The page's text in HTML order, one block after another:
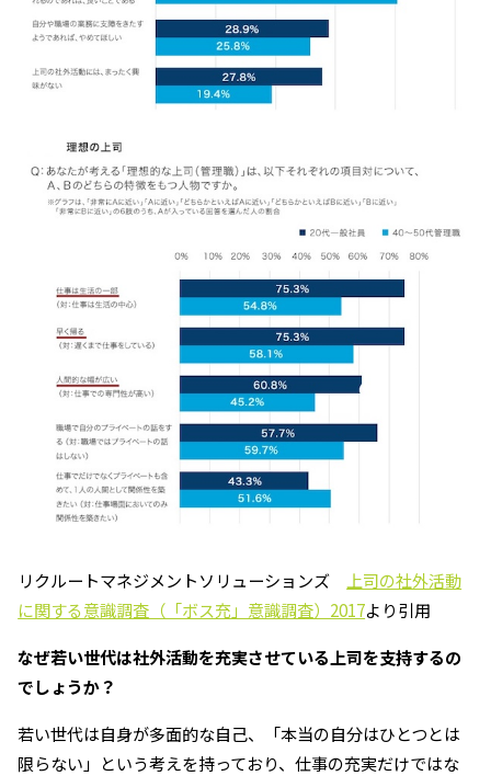
リクルートマネジメントソリューションズ
上司の社外活動
に関する意識調査（「ボス充」意識調査）2017より引用
――なぜ若い世代は社外活動を充実させている上司を支持するの
でしょうか？
若い世代は自身が多面的な自己、「本当の自分はひとつとは
限らない」という考えを持っており、仕事の充実だけではな